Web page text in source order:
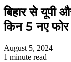
बिहार से यूपी
किन 5 नए
August 5, 2024
1 minute read